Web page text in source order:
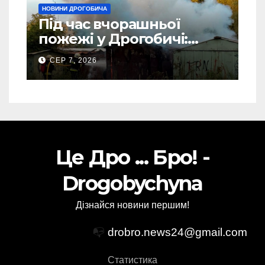
НОВИНИ ДРОГОБИЧА
Під час вчорашньої
пожежі у Дрогобичі:
“врятовано” 4 гаражі
(Відео)
СЕР 7, 2026
Це Дро ... Бро! -
Drogobychyna
Дізнайся новини першим!
📭 drobro.news24@gmail.com
Статистика